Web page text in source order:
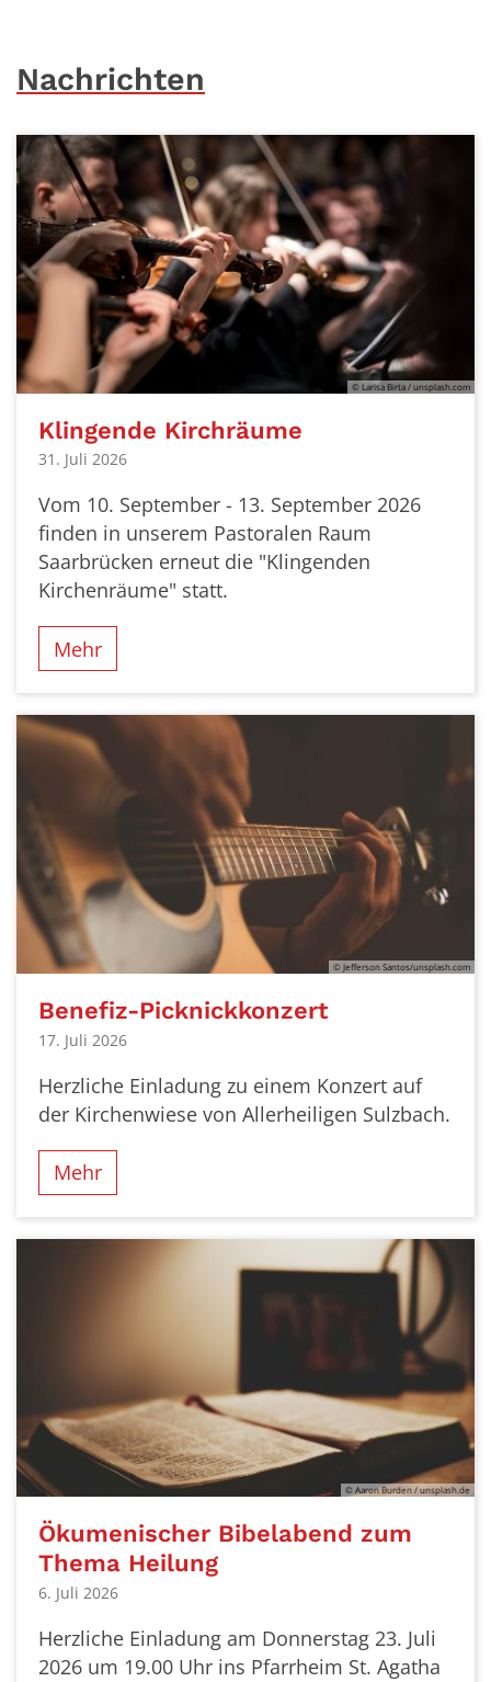
Nachrichten
© Larisa Birta / unsplash.com
Klingende Kirchräume
31. Juli 2026
Vom 10. September - 13. September 2026
finden in unserem Pastoralen Raum
Saarbrücken erneut die "Klingenden
Kirchenräume" statt.
Mehr
© Jefferson Santos/unsplash.com
Benefiz-Picknickkonzert
17. Juli 2026
Herzliche Einladung zu einem Konzert auf
der Kirchenwiese von Allerheiligen Sulzbach.
Mehr
© Aaron Burden / unsplash.de
Ökumenischer Bibelabend zum
Thema Heilung
6. Juli 2026
Herzliche Einladung am Donnerstag 23. Juli
2026 um 19.00 Uhr ins Pfarrheim St. Agatha